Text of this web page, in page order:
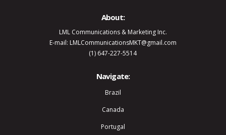
About:
LML Communications & Marketing Inc.
E-mail: LMLCommunicationsMKT@gmail.com
(1) 647-227-5514
Navigate:
Brazil
Canada
Portugal